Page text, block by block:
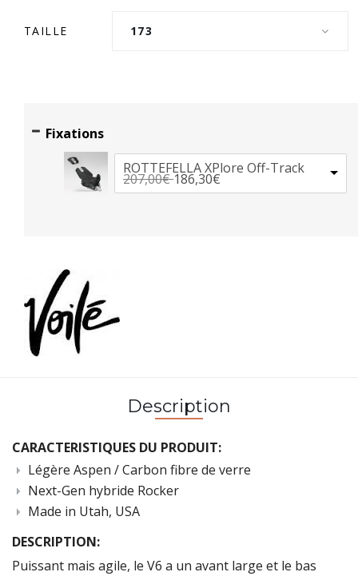
TAILLE 173
Fixations
ROTTEFELLA XPlore Off-Track
207,00€186,30€
Description
CARACTERISTIQUES DU PRODUIT:
Légère Aspen / Carbon fibre de verre
Next-Gen hybride Rocker
Made in Utah, USA
DESCRIPTION:
Puissant mais agile, le V6 a un avant large et le bas